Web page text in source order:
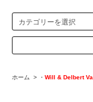
ホーム > ・ Will & Delbert